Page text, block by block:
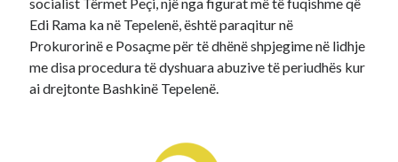
Edi Rama ka në Tepelenë, është paraqitur në
Prokurorinë e Posaçme për të dhënë shpjegime në lidhje
me disa procedura të dyshuara abuzive të periudhës kur
ai drejtonte Bashkinë Tepelenë.